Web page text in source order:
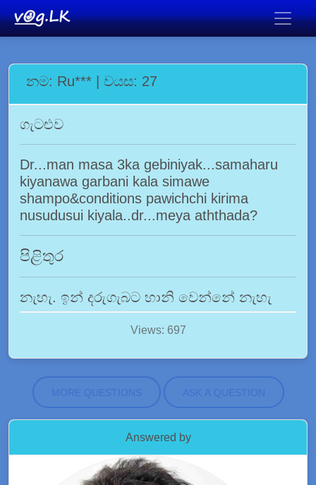
නම: Ru*** | වයස: 27
ගැටළුව
Dr...man masa 3ka gebiniyak...samaharu
kiyanawa garbani kala simawe
shampo&conditions pawichchi kirima
nusudusui kiyala..dr...meya aththada?
පිළිතුර
නැහැ. ඉන් දරුගැබට හානි වෙන්නේ නැහැ
Views: 697
MORE QUESTIONS ASK A QUESTION
Answered by